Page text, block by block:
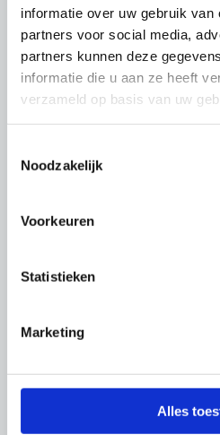
informatie over uw gebruik van
partners voor social media,
partners kunnen deze
informatie die u aan ze heeft
verzameld op basis van uw
Noodzakelijk
Voorkeuren
Statistieken
Marketing
Alles
Thema's
Cao's